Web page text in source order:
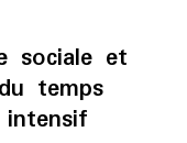
sociale et
temps